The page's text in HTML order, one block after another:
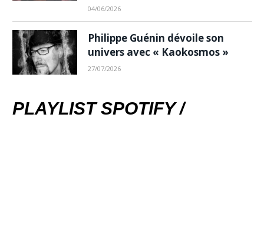
04/06/2026
Philippe Guénin dévoile son
univers avec « Kaokosmos »
27/07/2026
PLAYLIST SPOTIFY /